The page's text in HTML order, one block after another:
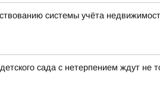
системы учёта
сада с нетерпением ждут не